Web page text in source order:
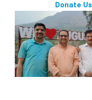
Donate Us